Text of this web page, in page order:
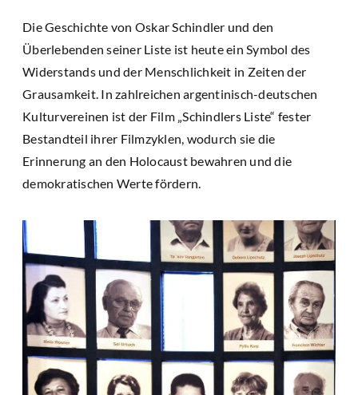
Die Geschichte von Oskar Schindler und den
Überlebenden seiner Liste ist heute ein Symbol des
Widerstands und der Menschlichkeit in Zeiten der
Grausamkeit. In zahlreichen argentinisch-deutschen
Kulturvereinen ist der Film „Schindlers Liste“ fester
Bestandteil ihrer Filmzyklen, wodurch sie die
Erinnerung an den Holocaust bewahren und die
demokratischen Werte fördern.